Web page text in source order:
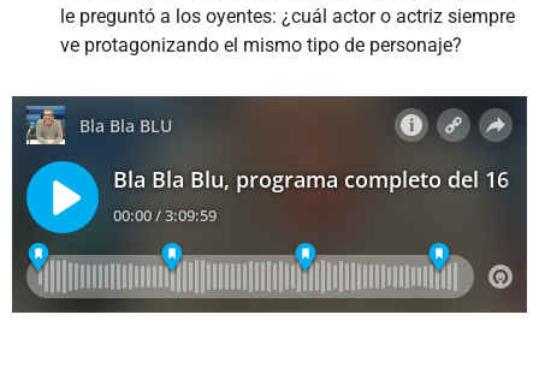
le preguntó a los oyentes: ¿cuál actor o actriz siempre
ve protagonizando el mismo tipo de personaje?